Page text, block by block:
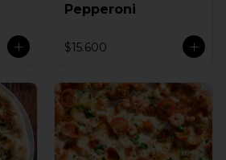
Pepperoni
$15.600